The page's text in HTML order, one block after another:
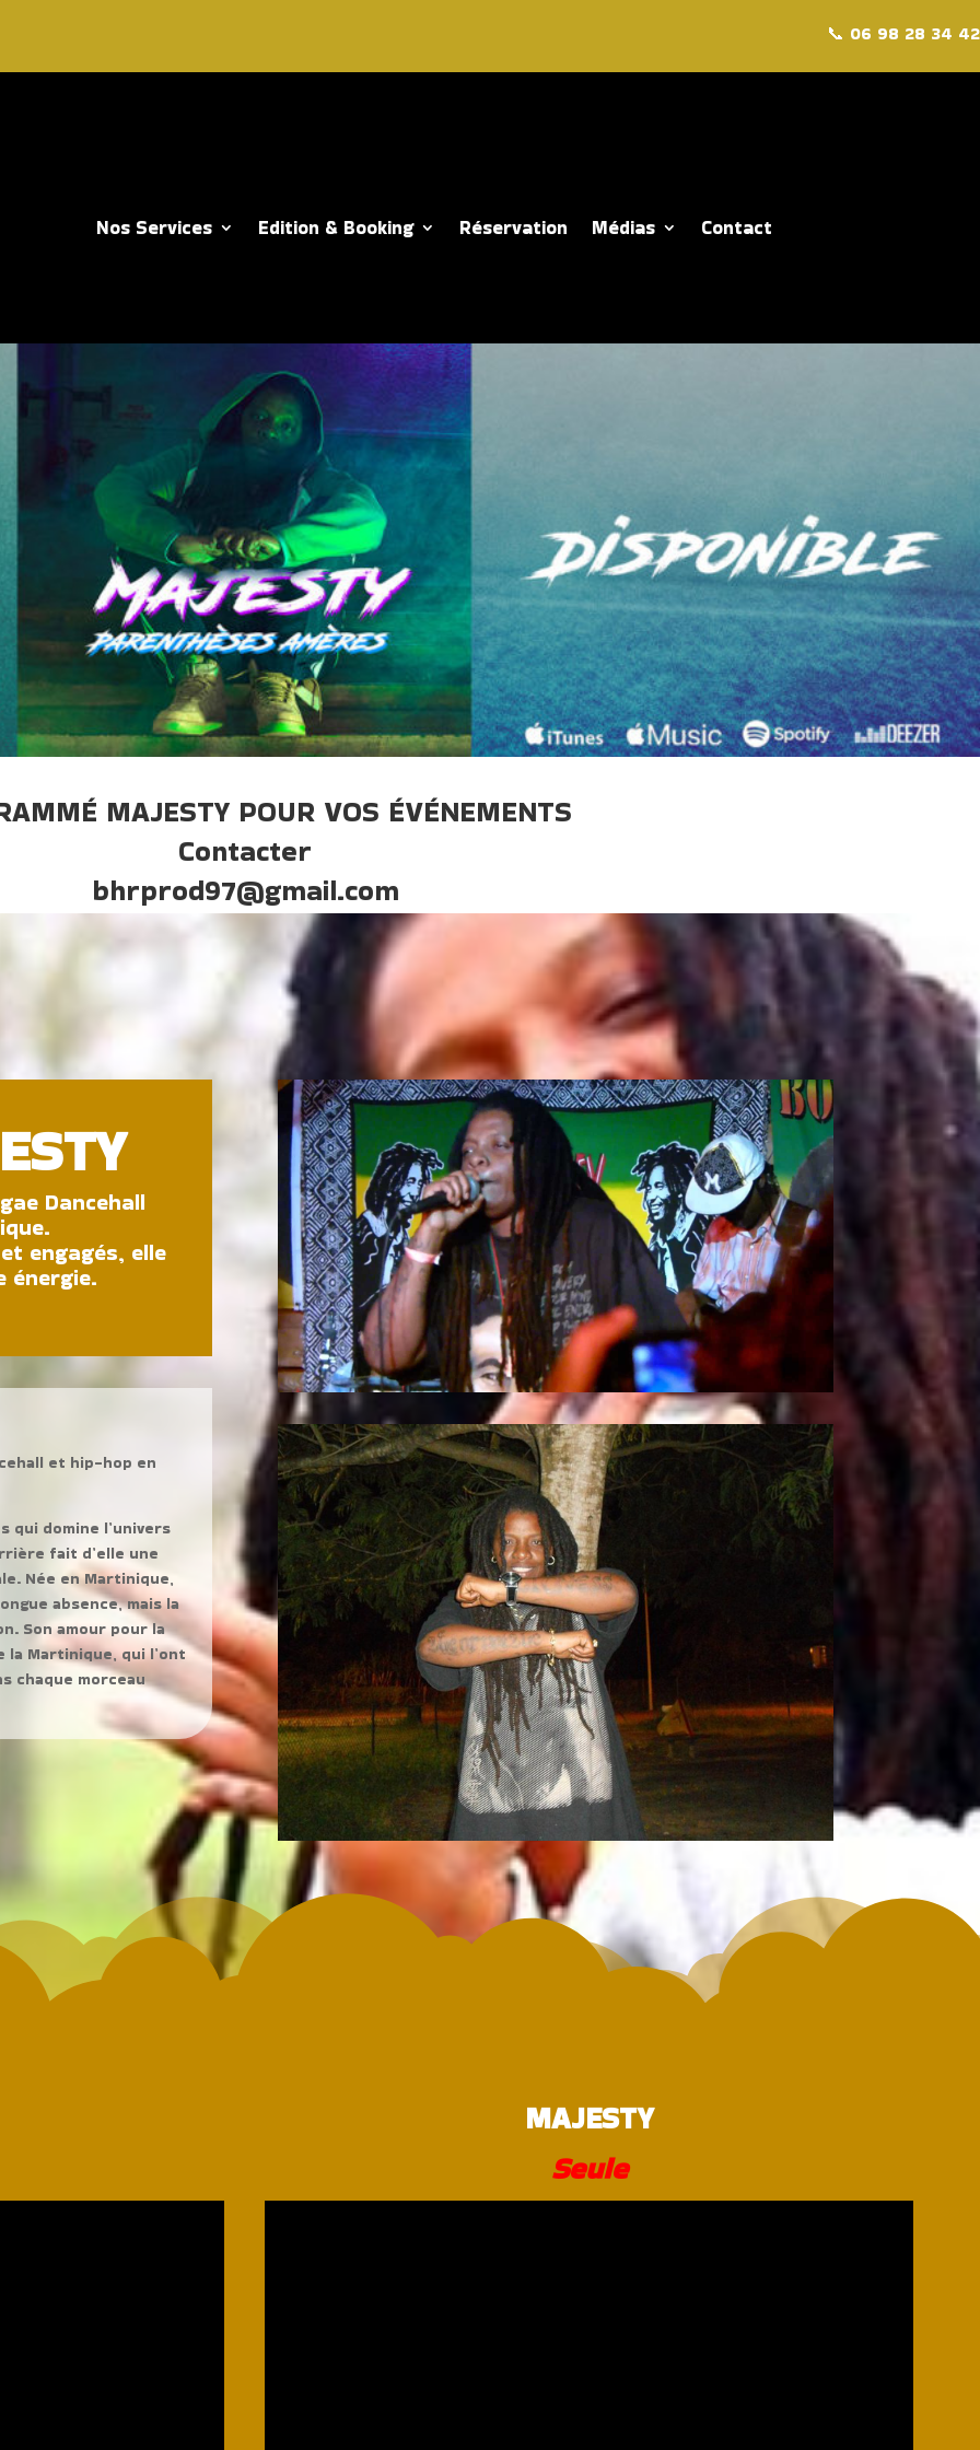
📞 06 98 28 34 42
Nos Services Edition & Booking Réservation Médias Contact
MAJESTY POUR VOS ÉVÉNEMENTS
Contacter
bhrprod97@gmail.com
Dancehall
engagés, elle
énergie.
et hip-hop en
qui domine l’univers
fait d’elle une
Née en Martinique,
absence, mais la
Son amour pour la
Martinique, qui l’ont
chaque morceau
MAJESTY
Seule